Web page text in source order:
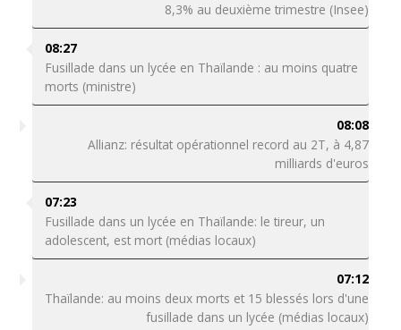
8,3% au deuxième trimestre (Insee)
08:27
Fusillade dans un lycée en Thaïlande : au moins quatre
morts (ministre)
08:08
Allianz: résultat opérationnel record au 2T, à 4,87
milliards d'euros
07:23
Fusillade dans un lycée en Thaïlande: le tireur, un
adolescent, est mort (médias locaux)
07:12
Thaïlande: au moins deux morts et 15 blessés lors d'une
fusillade dans un lycée (médias locaux)